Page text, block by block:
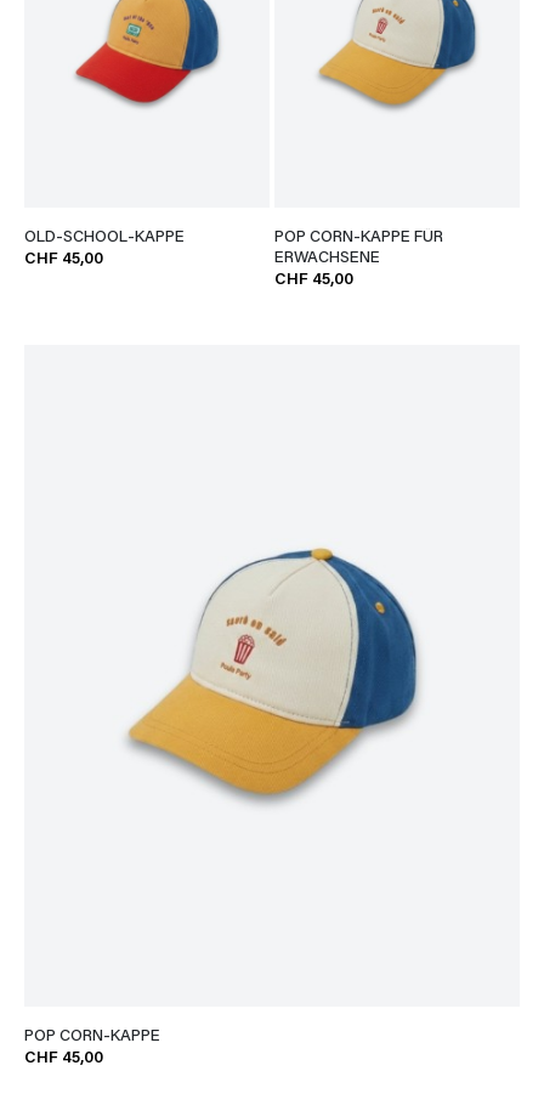
OLD-SCHOOL-KAPPE
CHF 45,00
POP CORN-KAPPE FÜR
ERWACHSENE
CHF 45,00
POP CORN-KAPPE
CHF 45,00